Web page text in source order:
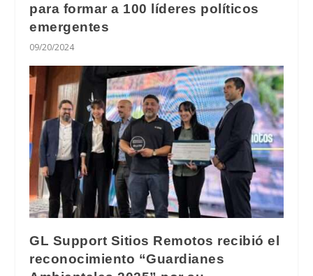
para formar a 100 líderes políticos
emergentes
09/20/2024
GL Support Sitios Remotos recibió el
reconocimiento “Guardianes